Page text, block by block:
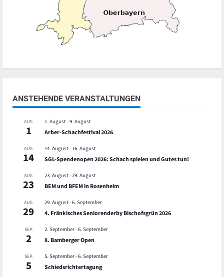
ANSTEHENDE VERANSTALTUNGEN
AUG.
1
1. August-9. August
Arber-Schachfestival 2026
AUG.
14
14. August- 16. August
SGL-Spendenopen 2026: Schach spielen und Gutes tun!
AUG.
23
23. August-29. August
BEM und BFEM in Rosenheim
AUG.
29
29. August-6. September
4. Fränkisches Seniorenderby Bischofsgrün 2026
SEP.
2
2. September-6. September
8. Bamberger Open
SEP.
5
5. September-6. September
Schiedsrichtertagung